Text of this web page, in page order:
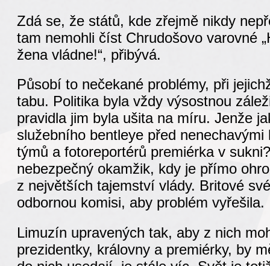
Zdá se, že států, kde zřejmě nikdy
tam nemohli číst Chrudošovo varovné
žena vládne!“, přibývá.
Působí to nečekané problémy, při
tabu. Politika byla vždy výsostnou
pravidla jim byla ušita na míru. Jenže
služebního bentleye před
týmů a fotoreportérů premiérka v
nebezpečný okamžik, kdy je přímo
z největších tajemství vlády. Britové
odbornou komisi, aby problém vyřešila.
Limuzín upravených tak, aby z nich
prezidentky, královny a premiérky, by